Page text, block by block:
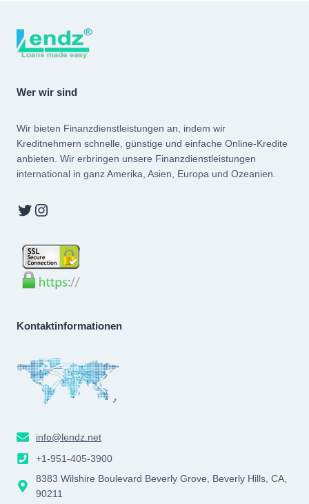
Wer wir sind
Wir bieten Finanzdienstleistungen an, indem wir
Kreditnehmern schnelle, günstige und einfache Online-Kredite
anbieten. Wir erbringen unsere Finanzdienstleistungen
international in ganz Amerika, Asien, Europa und Ozeanien.
Twitter
Instagram
Kontaktinformationen
info@lendz.net
+1-951-405-3900
8383 Wilshire Boulevard Beverly Grove, Beverly Hills, CA,
90211